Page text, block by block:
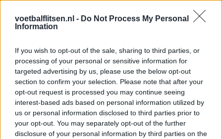
voetbalflitsen.nl - Do Not Process My Personal
Information
If you wish to opt-out of the sale, sharing to third parties, or
processing of your personal or sensitive information for
targeted advertising by us, please use the below opt-out
section to confirm your selection. Please note that after your
opt-out request is processed you may continue seeing
interest-based ads based on personal information utilized by
us or personal information disclosed to third parties prior to
your opt-out. You may separately opt-out of the further
disclosure of your personal information by third parties on the
appartement op Amsterdamse Zuidas
Ajax: 'Hier gaan fans van genieten'
Resterend oefenprogramma Ajax: waar zijn de
duels te zien
Ajax groeit onder Míchel, maar transfermarkt
blijft cruciaal